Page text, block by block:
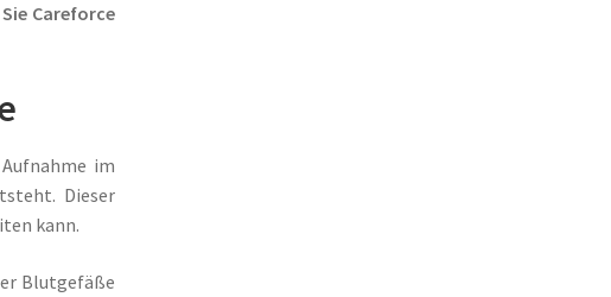
Careforce
im
Dieser
kann.
Blutgefäße